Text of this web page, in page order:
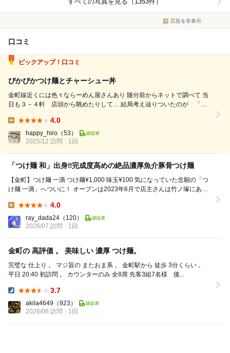
広告を非表示
口コミ
ピックアップ！口コミ
ぴかぴかつけ麺とチャーシュー丼
金町線近くには色々ならーめん屋さんあり 随分前からネットで調べて 当
日も３－４軒 店頭から眺めたりして… 結局考え辿りついたのが 「つ
大好き 来店した時間は１１時３０分少し前 店内はカウンター８席のみ 先
客のお客...
4.0
happy_hiro （53）
2025/12 訪問
1回
「つけ麺 和」出身‼️完成度高めの絶品濃厚魚介豚骨つけ麺
【金町】つけ麺 一滴 つけ麺¥1,000 味玉¥100 気になっていた念願の「つ
け麺 一滴」へついに！ オープンは2023年6月で店主さんは竹ノ塚にある
4.0
ray_dada24 （120）
2026/07 訪問
1回
金町の 高評価 。 美味しい 濃厚 つけ麺。
完璧な 仕上り 。 マジ旨の またおま系 。 金町駅から 徒歩 3分くらい 。
平日 20:40 初訪問 。 カウンターのみ 全8席 先客3組7名様 後...
3.7
akila4649 （923）
2026/06 訪問
1回